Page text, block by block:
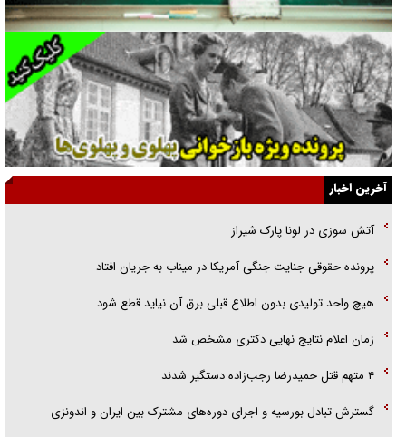
راننده مست به قانون می‌خندد
همه آقای دوربینی شده‌ایم!
قصه ناتمام سرویس مدارس
آیا مقاومت فلسطین خلع‌سلاح می‌شود؟
الگوی وحدت‌آفرین در ادراک سیاست خارجی
گفتگوی دکتر اخوان مدیرمسئول روزنامه جوان با برنامه تلویزیونی «نبرد
هرمز»
امام حسین (ع) کشته سیرت‌های عصر جاهلی شد
فریاد‌ها و ناله‌های دوستان مبارزدلم را آتش می‌زد
آخرین اخبار
آتش سوزی در لونا پارک شیراز
پرونده حقوقی جنایت جنگی آمریکا در میناب به جریان افتاد
هیچ واحد تولیدی بدون اطلاع قبلی برق آن نیاید قطع شود
زمان اعلام نتایج نهایی دکتری مشخص شد
۴ متهم قتل حمیدرضا رجب‌زاده دستگیر شدند
گسترش تبادل بورسیه و اجرای دوره‌های مشترک بین ایران و اندونزی